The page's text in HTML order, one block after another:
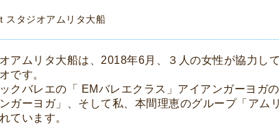
スタジオアムリタ大船
アムリタ大船は、2018年6月、３人の女性が協力し
です。
クバレエの「 EMバレエクラス」アイアンガーヨガ
ガーヨガ」、そして私、本間理恵のグループ「アム
ています。